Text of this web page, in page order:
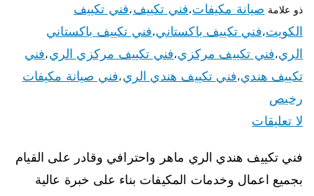
ذو علامة صيانة مكيفات،فني تكييف،فني تكييف
الكويت،فني تكييف باكستاني،فني تكييف باكستاني
الري،فني تكييف مركزي،فني تكييف مركزي الري،فني
تكييف هندي،فني تكييف هندي الري،فني صيانة مكيفات
رخيص
لا تعليقات
فني تكييف هندي الري ماهر واحترافي وقادر على القيام
بجميع اعمال وخدمات المكيفات بناء على خبرة عالية